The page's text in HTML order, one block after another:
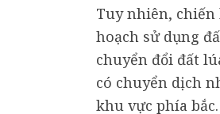
Tuy nhiên, chiến
hoạch sử dụng
chuyển đổi đất
có chuyển dịch
khu vực phía bắc.